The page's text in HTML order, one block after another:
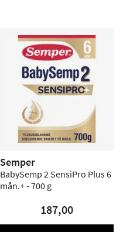
Semper
BabySemp 2 SensiPro Plus 6
mån.+ - 700 g
187,00